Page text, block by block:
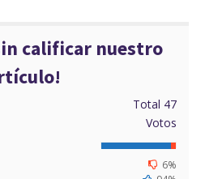
calificar nuestro
Total 47
Votos
6%